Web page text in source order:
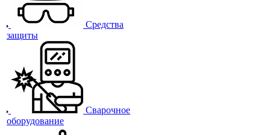
Средства
защиты
Сварочное
оборудование